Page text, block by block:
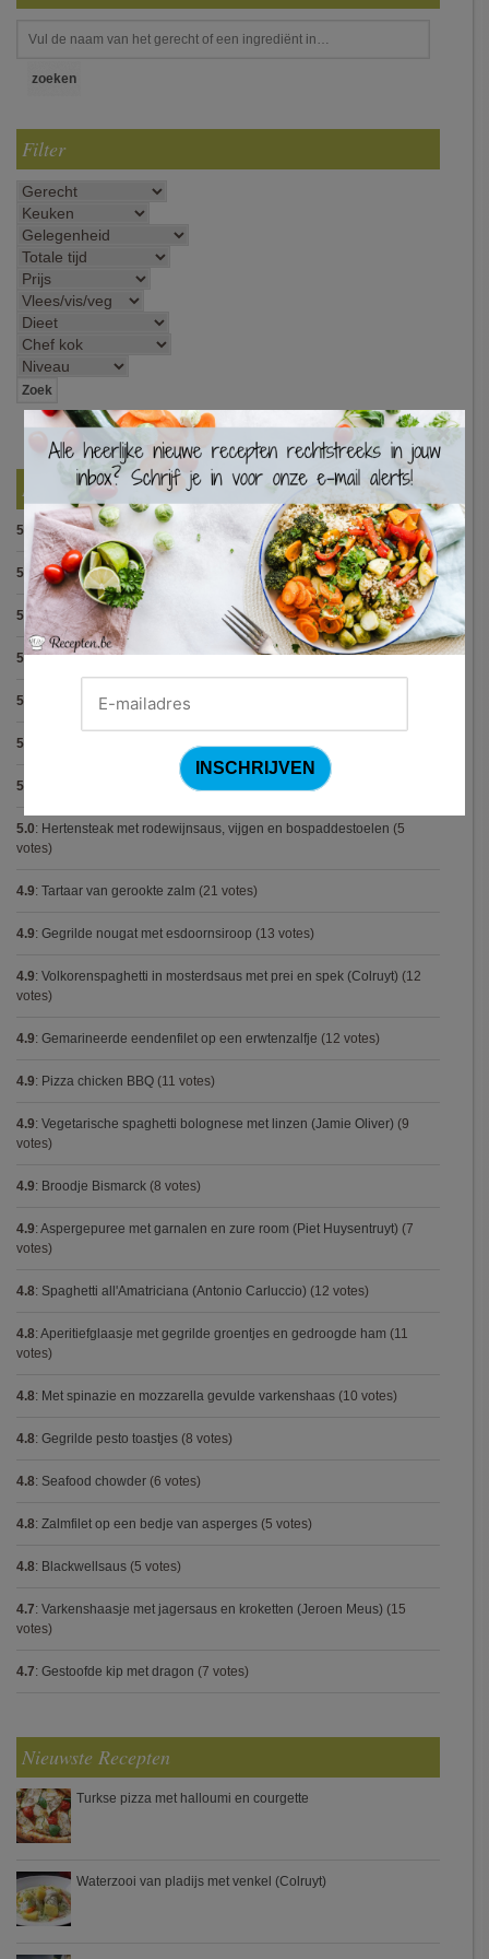
Filter
Best Beoordeelde Recepten
5.0:Pasta alla puttanesca (10 votes)
5.0:Pasta met spinazieballetjes (Antonio Carluccio)(8 votes)
5.0 :Pasta pesto(8 votes)
5.0:Steak met Cajun patatjes en rodekoolsla(8 votes)
5.0 Avocadosoep met grijze garnalen
5.0 Spaghetti bolognese maison(7 votes)
5.0 Capellini met scampi (Gordon Ramsay)(5 votes)
5.0: Hertensteak met rodewijnsaus, vijgen en bospaddestoelen (5
votes)
4.9: Tartaar van gerookte zalm (21 votes)
4.9: Gegrilde nougat met esdoornsiroop (13 votes)
4.9: Volkorenspaghetti in mosterdsaus met prei en spek (Colruyt) (12
votes)
4.9: Gemarineerde eendenfilet op een erwtenzalfje (12 votes)
4.9: Pizza chicken BBQ (11 votes)
4.9: Vegetarische spaghetti bolognese met linzen (Jamie Oliver) (9
votes)
4.9: Broodje Bismarck (8 votes)
4.9: Aspergepuree met garnalen en zure room (Piet Huysentruyt) (7
votes)
4.8: Spaghetti all'Amatriciana (Antonio Carluccio) (12 votes)
4.8: Aperitiefglaasje met gegrilde groentjes en gedroogde ham (11
votes)
4.8: Met spinazie en mozzarella gevulde varkenshaas (10 votes)
4.8: Gegrilde pesto toastjes (8 votes)
4.8: Seafood chowder (6 votes)
4.8: Zalmfilet op een bedje van asperges (5 votes)
4.8: Blackwellsaus (5 votes)
4.7: Varkenshaasje met jagersaus en kroketten (Jeroen Meus) (15
votes)
4.7: Gestoofde kip met dragon (7 votes)
Nieuwste Recepten
Turkse pizza met halloumi en courgette
Waterzooi van pladijs met venkel (Colruyt)
×